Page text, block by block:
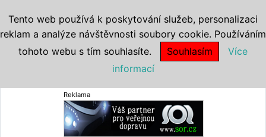
Reklama
Tento web používá k poskytování služeb, personalizaci
reklam a analýze návštěvnosti soubory cookie. Používáním
tohoto webu s tím souhlasíte.
Souhlasím
Více
informací